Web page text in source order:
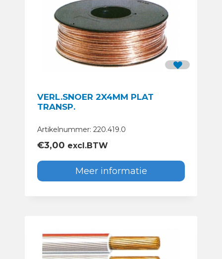
VERL.SNOER 2X4MM PLAT
TRANSP.
Artikelnummer: 220.419.0
€3,00 excl.BTW
Meer informatie